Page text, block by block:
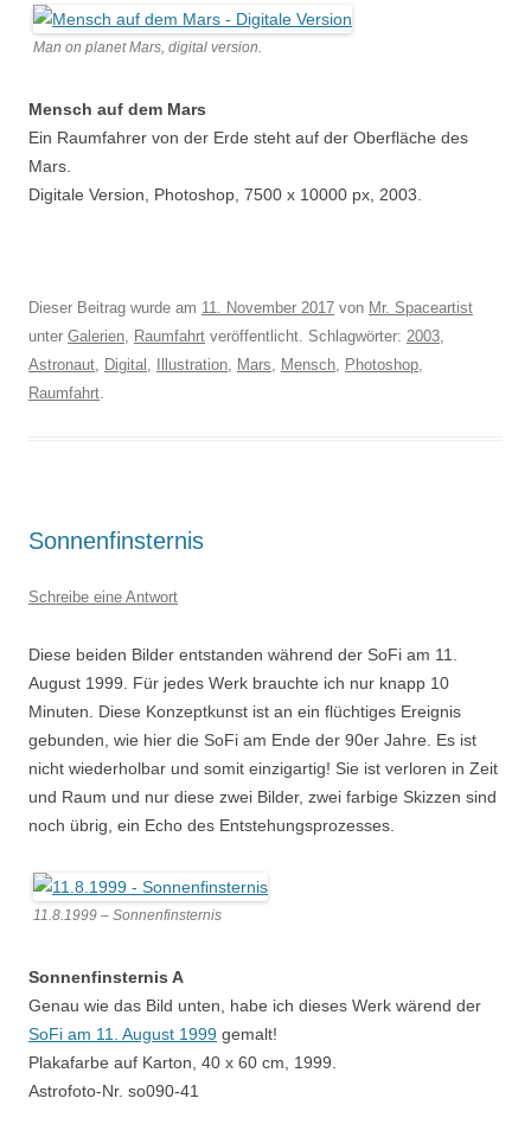
Man on planet Mars, digital version.
Mensch auf dem Mars
Ein Raumfahrer von der Erde steht auf der Oberfläche des
Mars.
Digitale Version, Photoshop, 7500 x 10000 px, 2003.
Dieser Beitrag wurde am 11. November 2017 von Mr. Spaceartist
unter Galerien, Raumfahrt veröffentlicht. Schlagwörter: 2003,
Astronaut, Digital , Illustration, Mars, Mensch, Photoshop,
Raumfahrt.
Sonnenfinsternis
Schreibe eine Antwort
Diese beiden Bilder entstanden während der SoFi am 11.
August 1999. Für jedes Werk brauchte ich nur knapp 10
Minuten. Diese Konzeptkunst ist an ein flüchtiges Ereignis
gebunden, wie hier die SoFi am Ende der 90er Jahre. Es ist
nicht wiederholbar und somit einzigartig! Sie ist verloren in Zeit
und Raum und nur diese zwei Bilder, zwei farbige Skizzen sind
noch übrig, ein Echo des Entstehungsprozesses.
11.8.1999 – Sonnenfinsternis
Sonnenfinsternis A
Genau wie das Bild unten, habe ich dieses Werk wärend der
SoFi am 11. August 1999 gemalt!
Plakafarbe auf Karton, 40 x 60 cm, 1999.
Astrofoto-Nr. so090-41